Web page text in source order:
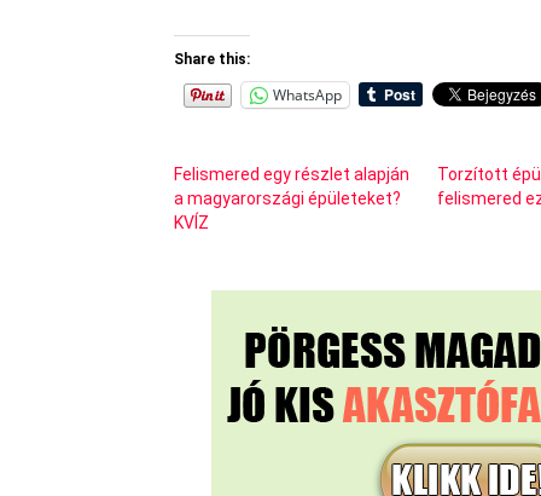
Share this:
WhatsApp
Felismered egy részlet alapján
a magyarországi épületeket?
KVÍZ
Torzított
felismered